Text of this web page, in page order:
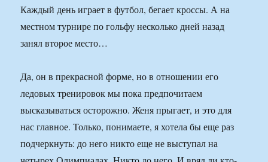
Каждый день играет в футбол, бегает кроссы. А на
местном турнире по гольфу несколько дней назад
занял второе место…
Да, он в прекрасной форме, но в отношении его
ледовых тренировок мы пока предпочитаем
высказываться осторожно. Женя прыгает, и это для
нас главное. Только, понимаете, я хотела бы еще раз
подчеркнуть: до него никто еще не выступал на